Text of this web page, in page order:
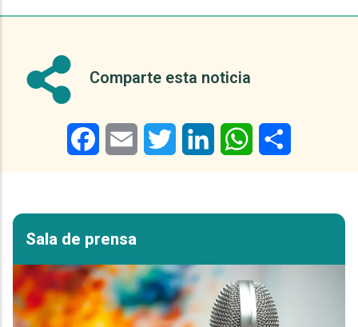
Comparte esta noticia
FacebookEmail Twitter LinkedIn WhatsApp
Sala de prensa